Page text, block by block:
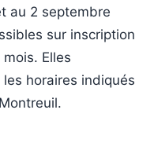
au 2 septembre
sur inscription
Elles
horaires indiqués